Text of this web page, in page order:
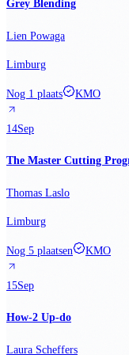
Grey Blending
Lien Powaga
Limburg
Nog 1 plaats KMO
14Sep
The Master Cutting
Thomas Laslo
Limburg
Nog 5 plaatsen KMO
15Sep
How-2 Up-do
Laura Scheffers